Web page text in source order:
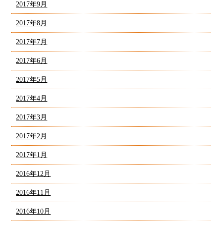
2017年9月
2017年8月
2017年7月
2017年6月
2017年5月
2017年4月
2017年3月
2017年2月
2017年1月
2016年12月
2016年11月
2016年10月